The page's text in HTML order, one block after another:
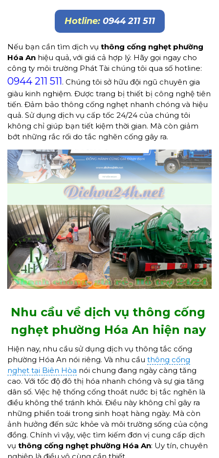
Hotline: 0944 211 511
Nếu bạn cần tìm dịch vụ thông cống nghẹt phường
Hóa An hiệu quả, với giá cả hợp lý. Hãy gọi ngay cho
công ty môi trường Phát Tài chúng tôi qua số hotline:
0944 211 511. Chúng tôi sở hữu đội ngũ chuyên gia
giàu kinh nghiệm. Được trang bị thiết bị công nghệ tiên
tiến. Đảm bảo thông cống nghẹt nhanh chóng và hiệu
quả. Sử dụng dịch vụ cấp tốc 24/24 của chúng tôi
không chỉ giúp bạn tiết kiệm thời gian. Mà còn giảm
bớt những rắc rối do tắc nghẽn cống gây ra.
Nhu cầu về dịch vụ thông cống
nghẹt phường Hóa An hiện nay
Hiện nay, nhu cầu sử dụng dịch vụ thông tắc cống
phường Hóa An nói riêng. Và nhu cầu thông cống
nghẹt tại Biên Hòa nói chung đang ngày càng tăng
cao. Với tốc độ đô thị hóa nhanh chóng và sự gia tăng
dân số. Việc hệ thống cống thoát nước bị tắc nghẽn là
điều không thể tránh khỏi. Điều này không chỉ gây ra
những phiền toái trong sinh hoạt hàng ngày. Mà còn
ảnh hưởng đến sức khỏe và môi trường sống của cộng
đồng. Chính vì vậy, việc tìm kiếm đơn vị cung cấp dịch
vụ thông cống nghẹt phường Hóa An: Uy tín, chuyên